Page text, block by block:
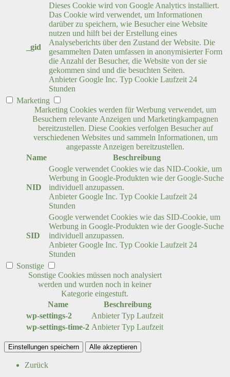
_gid
Dieses Cookie wird von Google Analytics installiert.
Das Cookie wird verwendet, um Informationen
darüber zu speichern, wie Besucher eine Website
nutzen und hilft bei der Erstellung eines
Analyseberichts über den Zustand der Website. Die
gesammelten Daten umfassen in anonymisierter Form
die Anzahl der Besucher, die Website von der sie
gekommen sind und die besuchten Seiten.
Anbieter Google Inc. Typ Cookie Laufzeit 24
Stunden
Marketing
Marketing Cookies werden für Werbung verwendet, um
Besuchern relevante Anzeigen und Marketingkampagnen
bereitzustellen. Diese Cookies verfolgen Besucher auf
verschiedenen Websites und sammeln Informationen, um
angepasste Anzeigen bereitzustellen.
Name
Beschreibung
NID
Google verwendet Cookies wie das NID-Cookie, um
Werbung in Google-Produkten wie der Google-Suche
individuell anzupassen.
Anbieter Google Inc. Typ Cookie Laufzeit 24
Stunden
SID
Google verwendet Cookies wie das SID-Cookie, um
Werbung in Google-Produkten wie der Google-Suche
individuell anzupassen.
Anbieter Google Inc. Typ Cookie Laufzeit 24
Stunden
Sonstige
Sonstige Cookies müssen noch analysiert
werden und wurden noch in keiner
Kategorie eingestuft.
Name
Beschreibung
wp-settings-2
Anbieter Typ Laufzeit
wp-settings-time-2 Anbieter Typ Laufzeit
Einstellungen speichern Alle akzeptieren
Zurück